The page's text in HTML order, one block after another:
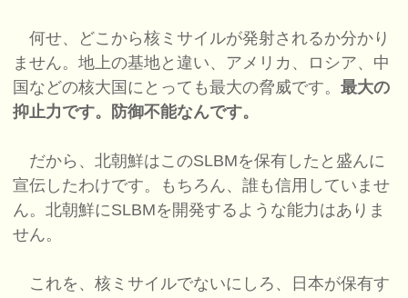
何せ、どこから核ミサイルが発射されるか分かり
ません。地上の基地と違い、アメリカ、ロシア、中
国などの核大国にとっても最大の脅威です。最大の
抑止力です。防御不能なんです。
だから、北朝鮮はこのSLBMを保有したと盛んに
宣伝したわけです。もちろん、誰も信用していませ
ん。北朝鮮にSLBMを開発するような能力はありま
せん。
これを、核ミサイルでないにしろ、日本が保有す